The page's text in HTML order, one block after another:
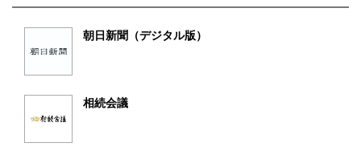
朝日新聞（デジタル版）
相続会議